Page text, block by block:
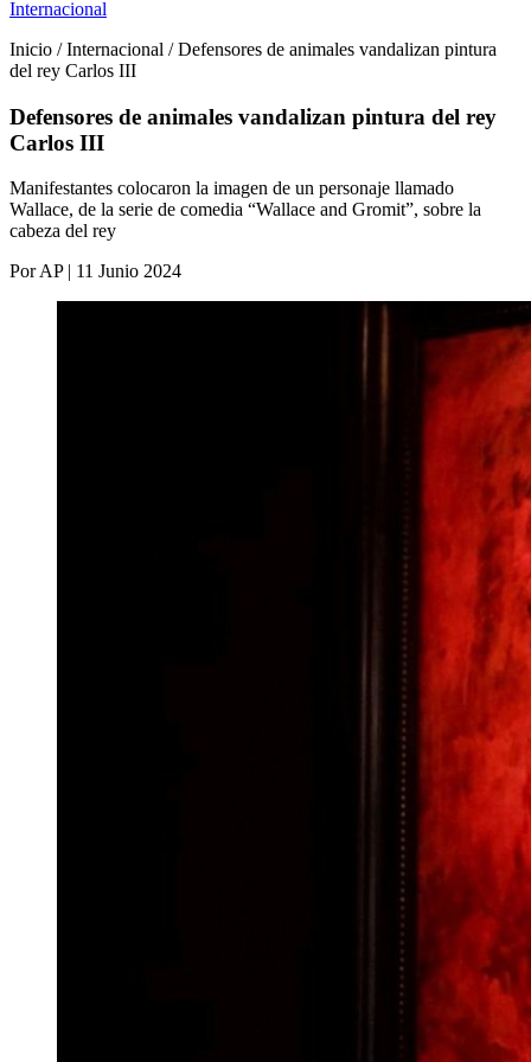
Internacional
Inicio / Internacional / Defensores de animales vandalizan pintura
del rey Carlos III
Defensores de animales vandalizan pintura del rey
Carlos III
Manifestantes colocaron la imagen de un personaje llamado
Wallace, de la serie de comedia “Wallace and Gromit”, sobre la
cabeza del rey
Por AP | 11 Junio 2024